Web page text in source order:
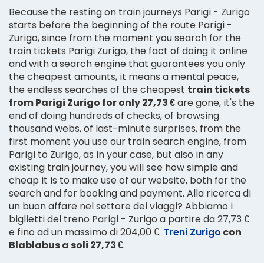
Because the resting on train journeys Parigi - Zurigo
starts before the beginning of the route Parigi -
Zurigo, since from the moment you search for the
train tickets Parigi Zurigo, the fact of doing it online
and with a search engine that guarantees you only
the cheapest amounts, it means a mental peace,
the endless searches of the cheapest train tickets
from Parigi Zurigo for only 27,73 €are gone, it's the
end of doing hundreds of checks, of browsing
thousand webs, of last-minute surprises, from the
first moment you use our train search engine, from
Parigi to Zurigo, as in your case, but also in any
existing train journey, you will see how simple and
cheap it is to make use of our website, both for the
search and for booking and payment. Alla ricerca di
un buon affare nel settore dei viaggi? Abbiamo i
biglietti del treno Parigi - Zurigo a partire da 27,73 €
e fino ad un massimo di 204,00 €. Treni Zurigo con
Blablabus a soli 27,73 €.